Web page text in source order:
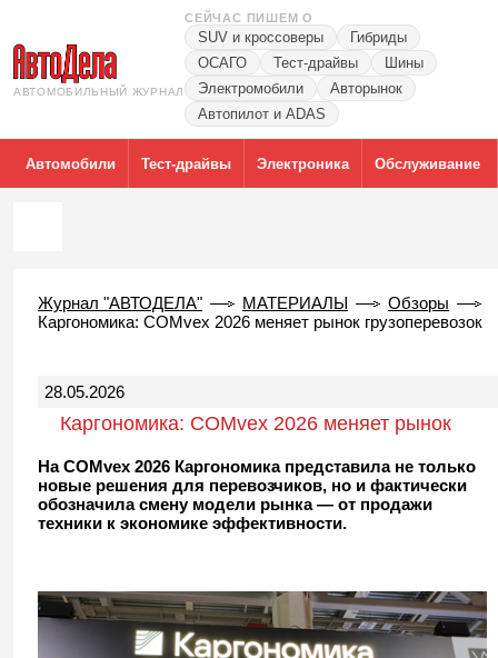
АВТОМОБИЛЬНЫЙ ЖУРНАЛ
СЕЙЧАС ПИШЕМ О
SUV и кроссоверы
Гибриды
ОСАГО
Тест-драйвы
Шины
Электромобили
Авторынок
Автопилот и ADAS
Автомобили Тест-драйвы Электроника Обслуживание
Журнал "АВТОДЕЛА" МАТЕРИАЛЫ
Обзоры
Каргономика: COMvex 2026 меняет рынок грузоперевозок
28.05.2026
Каргономика: COMvex 2026 меняет рынок
грузоперевозок
На COMvex 2026 Каргономика представила не только
новые решения для перевозчиков, но и фактически
обозначила смену модели рынка — от продажи
техники к экономике эффективности.